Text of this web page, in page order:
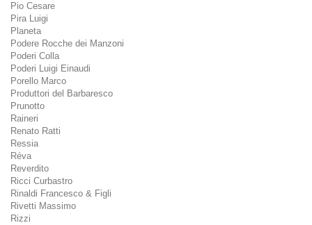
Pio Cesare
Pira Luigi
Planeta
Podere Rocche dei Manzoni
Poderi Colla
Poderi Luigi Einaudi
Porello Marco
Produttori del Barbaresco
Prunotto
Raineri
Renato Ratti
Ressia
Réva
Reverdito
Ricci Curbastro
Rinaldi Francesco & Figli
Rivetti Massimo
Rizzi